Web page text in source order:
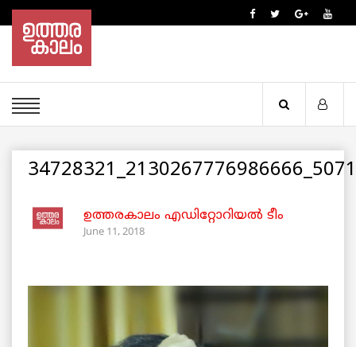
ഉത്തരകാലം എഡിറ്റോറിയല്‍ ടീം
June 11, 2018